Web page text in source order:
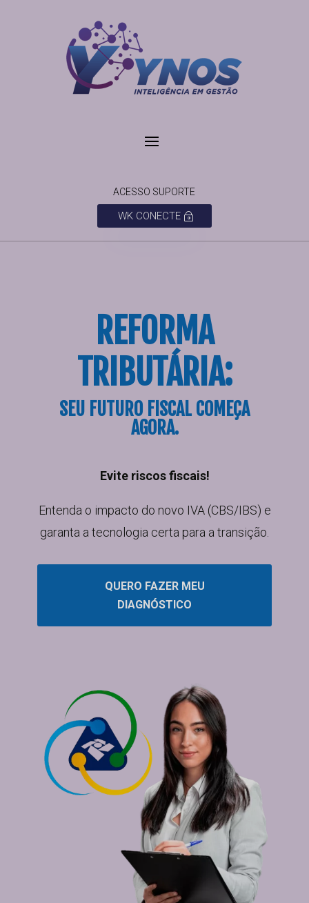
ACESSO SUPORTE
WK CONECTE
REFORMA
TRIBUTÁRIA:
SEU FUTURO FISCAL COMEÇA
AGORA.
Evite riscos fiscais!
Entenda o impacto do novo IVA (CBS/IBS) e
garanta a tecnologia certa para a transição.
QUERO FAZER MEU
DIAGNÓSTICO